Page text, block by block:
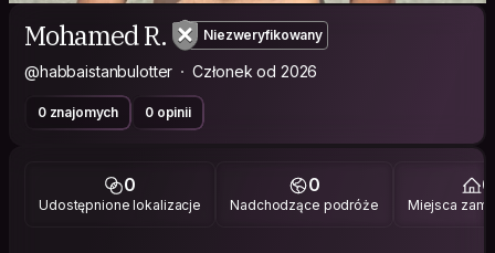
Mohamed R. Niezweryfikowany
@habbaistanbulotter Członek od 2026
0 znajomych 0 opinii
0
Udostępnione lokalizacje
0
Nadchodzące podróże
0
Miejsca